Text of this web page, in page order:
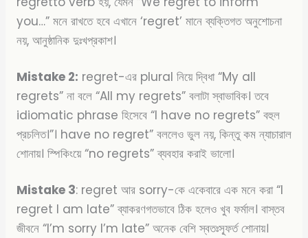
you…” মনে রাখতে হবে এখানে ‘regret’ মানে ব্যক্তিগত অনুশোচনা
নয়, আনুষ্ঠানিক দুঃখপ্রকাশ।
Mistake 2: regret-এর plural নিয়ে দ্বিধা “My all
regrets” না বলে “All my regrets” বলাটা স্বাভাবিক। তবে
idiomatic phrase হিসেবে “I have no regrets” বহুল
প্রচলিত।”। have no regret” বললেও ভুল নয়, কিন্তু কম ন্যাচারাল
শোনায়। স্পিকিংয়ে “no regrets” ব্যবহার করাই ভালো।
Mistake 3: regret আর sorry-কে একেবারে এক মনে করা “I
regret I am late” ব্যাকরণগতভাবে ঠিক হলেও খুব ফর্মাল। বাস্তব
জীবনে “I’m sorry I’m late” অনেক বেশি স্বতঃস্ফূর্ত শোনায়।